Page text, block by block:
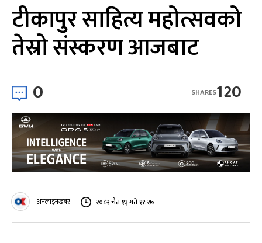
टीकापुर साहित्य महोत्सवको
तेस्रो संस्करण आजबाट
0 120
SHARES
अनलाइनखबर २०८२ चैत १३ गते ११:२७